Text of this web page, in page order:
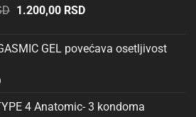
Originalna
bila:
1.200,00 RSDTrenutna
1.200,00 RSD.
GEL povećava osetljivost
4 Anatomic- 3 kondoma